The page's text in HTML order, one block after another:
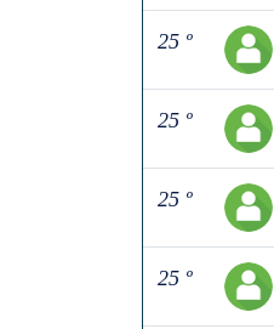
25 º
25 º
25 º
25 º